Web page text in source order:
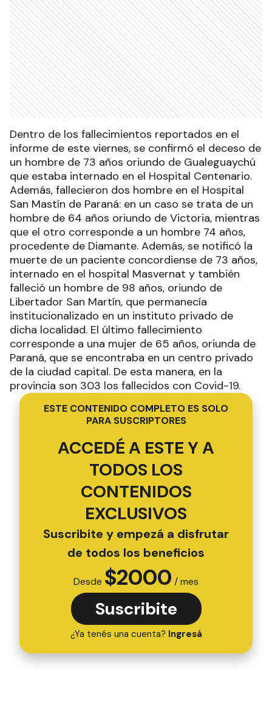
Dentro de los fallecimientos reportados en el
informe de este viernes, se confirmó el deceso de
un hombre de 73 años oriundo de Gualeguaychú
que estaba internado en el Hospital Centenario.
Además, fallecieron dos hombre en el Hospital
San Mastín de Paraná: en un caso se trata de un
hombre de 64 años oriundo de Victoria, mientras
que el otro corresponde a un hombre 74 años,
procedente de Diamante. Además, se notificó la
muerte de un paciente concordiense de 73 años,
internado en el hospital Masvernat y también
falleció un hombre de 98 años, oriundo de
Libertador San Martín, que permanecía
institucionalizado en un instituto privado de
dicha localidad. El último fallecimiento
corresponde a una mujer de 65 años, oriunda de
Paraná, que se encontraba en un centro privado
de la ciudad capital. De esta manera, en la
provincia son 303 los fallecidos con Covid-19.
ESTE CONTENIDO COMPLETO ES SOLO
PARA SUSCRIPTORES
ACCEDÉ A ESTE Y A
TODOS LOS
CONTENIDOS
EXCLUSIVOS
Suscribite y empezá a disfrutar
de todos los beneficios
Desde $2000 / mes
Suscribite
¿Ya tenés una cuenta? Ingresá